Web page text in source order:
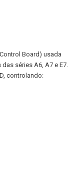
Board) usada
séries A6, A7 e E7.
controlando: